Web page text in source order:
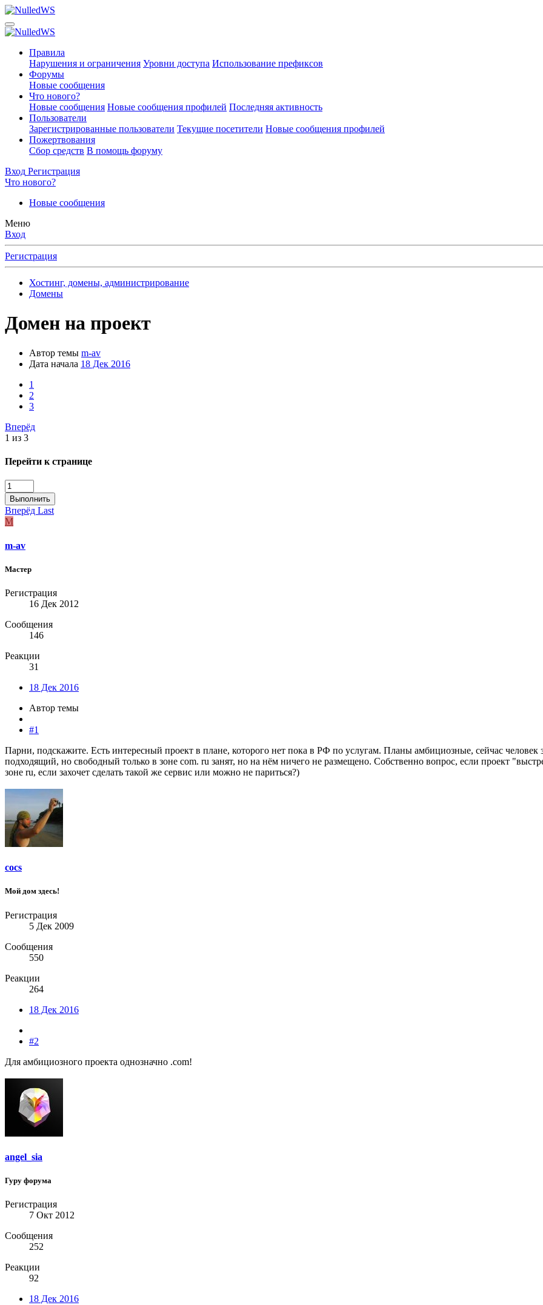
Правила
Нарушения и ограничения Уровни доступа Использование префиксов
Форумы
Новые сообщения
Что нового?
Новые сообщения Новые сообщения профилей Последняя активность
Пользователи
Зарегистрированные пользователи Текущие посетители Новые сообщения профилей
Пожертвования
Сбор средств В помощь форуму
Вход Регистрация
Что нового?
Новые сообщения
Меню
Вход
Регистрация
Хостинг, домены, администрирование
Домены
Домен на проект
Автор темы m-av
Дата начала 18 Дек 2016
1
2
3
Вперёд
1 из 3
Перейти к странице
Выполнить
Вперёд Last
M
m-av
Мастер
Регистрация
16 Дек 2012
Сообщения
146
Реакции
31
18 Дек 2016
Автор темы
#1
Парни, подскажите. Есть интересный проект в плане, которого нет пока в РФ по услугам. Планы амбициозные, сейчас
подходящий, но свободный только в зоне com. ru занят, но на нём ничего не размещено. Собственно вопрос, если проект
зоне ru, если захочет сделать такой же сервис или можно не париться?)
cocs
Мой дом здесь!
Регистрация
5 Дек 2009
Сообщения
550
Реакции
264
18 Дек 2016
#2
Для амбициозного проекта однозначно .com!
angel_sia
Гуру форума
Регистрация
7 Окт 2012
Сообщения
252
Реакции
92
18 Дек 2016